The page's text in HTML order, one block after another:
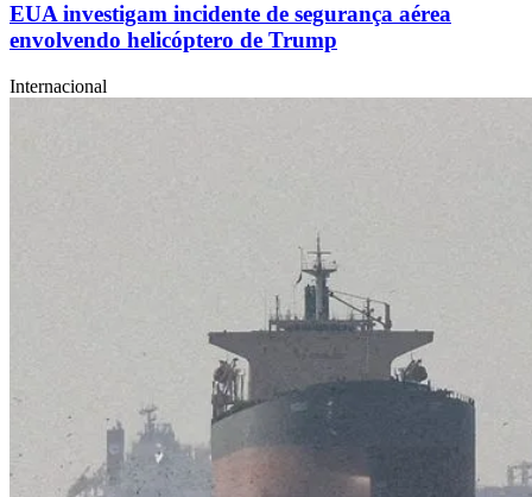
EUA investigam incidente de segurança aérea
envolvendo helicóptero de Trump
Internacional